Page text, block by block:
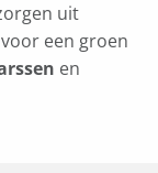
uit
een groen
en